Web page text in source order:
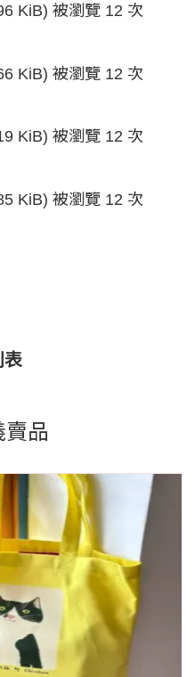
KiB) 被瀏覽 12 次
KiB) 被瀏覽 12 次
KiB) 被瀏覽 12 次
KiB) 被瀏覽 12 次
表
賣品